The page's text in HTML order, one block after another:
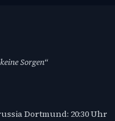
Sorgen“
Dortmund: 20:30 Uhr